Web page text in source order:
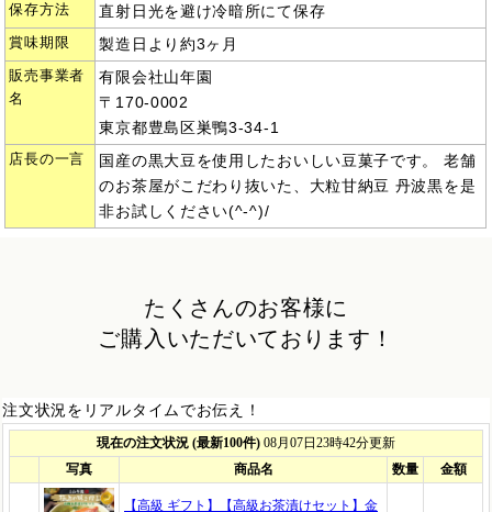
保存方法 直射日光を避け冷暗所にて保存
賞味期限 製造日より約3ヶ月
販売事業者
名
有限会社山年園
〒170-0002
東京都豊島区巣鴨3-34-1
店長の一言
国産の黒大豆を使用したおいしい豆菓子です。 老舗
のお茶屋がこだわり抜いた、大粒甘納豆 丹波黒を是
非お試しください(^-^)/
たくさんのお客様に
ご購入いただいております！
注文状況をリアルタイムでお伝え！